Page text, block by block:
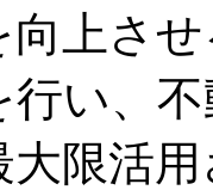
向上さ
行い、
大限活